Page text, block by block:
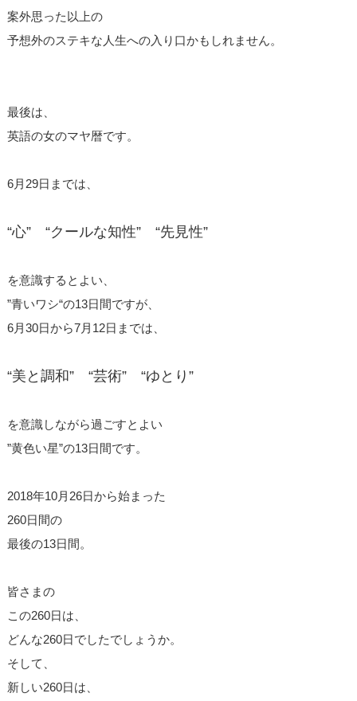
案外思った以上の
予想外のステキな人生への入り口かもしれません。
最後は、
英語の女のマヤ暦です。
6月29日までは、
“心” “クールな知性” “先見性”
を意識するとよい、
”青いワシ“の13日間ですが、
6月30日から7月12日までは、
“美と調和” “芸術” “ゆとり”
を意識しながら過ごすとよい
”黄色い星”の13日間です。
2018年10月26日から始まった
260日間の
最後の13日間。
皆さまの
この260日は、
どんな260日でしたでしょうか。
そして、
新しい260日は、